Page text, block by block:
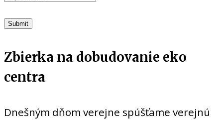
Zbierka na dobudovanie eko
centra
Dnešným dňom verejne spúšťame verejnú